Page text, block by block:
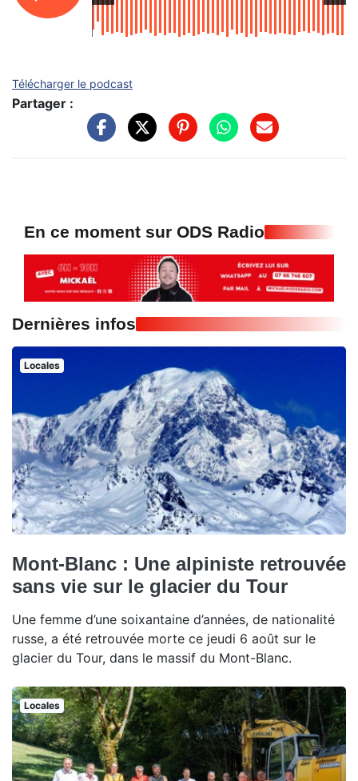
Télécharger le podcast
Partager :
En ce moment sur ODS Radio
Dernières infos
Locales
Mont-Blanc : Une alpiniste retrouvée
sans vie sur le glacier du Tour
Une femme d’une soixantaine d’années, de nationalité
russe, a été retrouvée morte ce jeudi 6 août sur le
glacier du Tour, dans le massif du Mont-Blanc.
Locales